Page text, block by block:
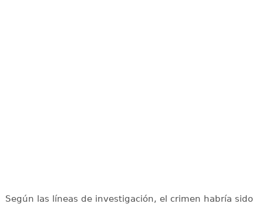
Según las líneas de investigación, el crimen habría sido